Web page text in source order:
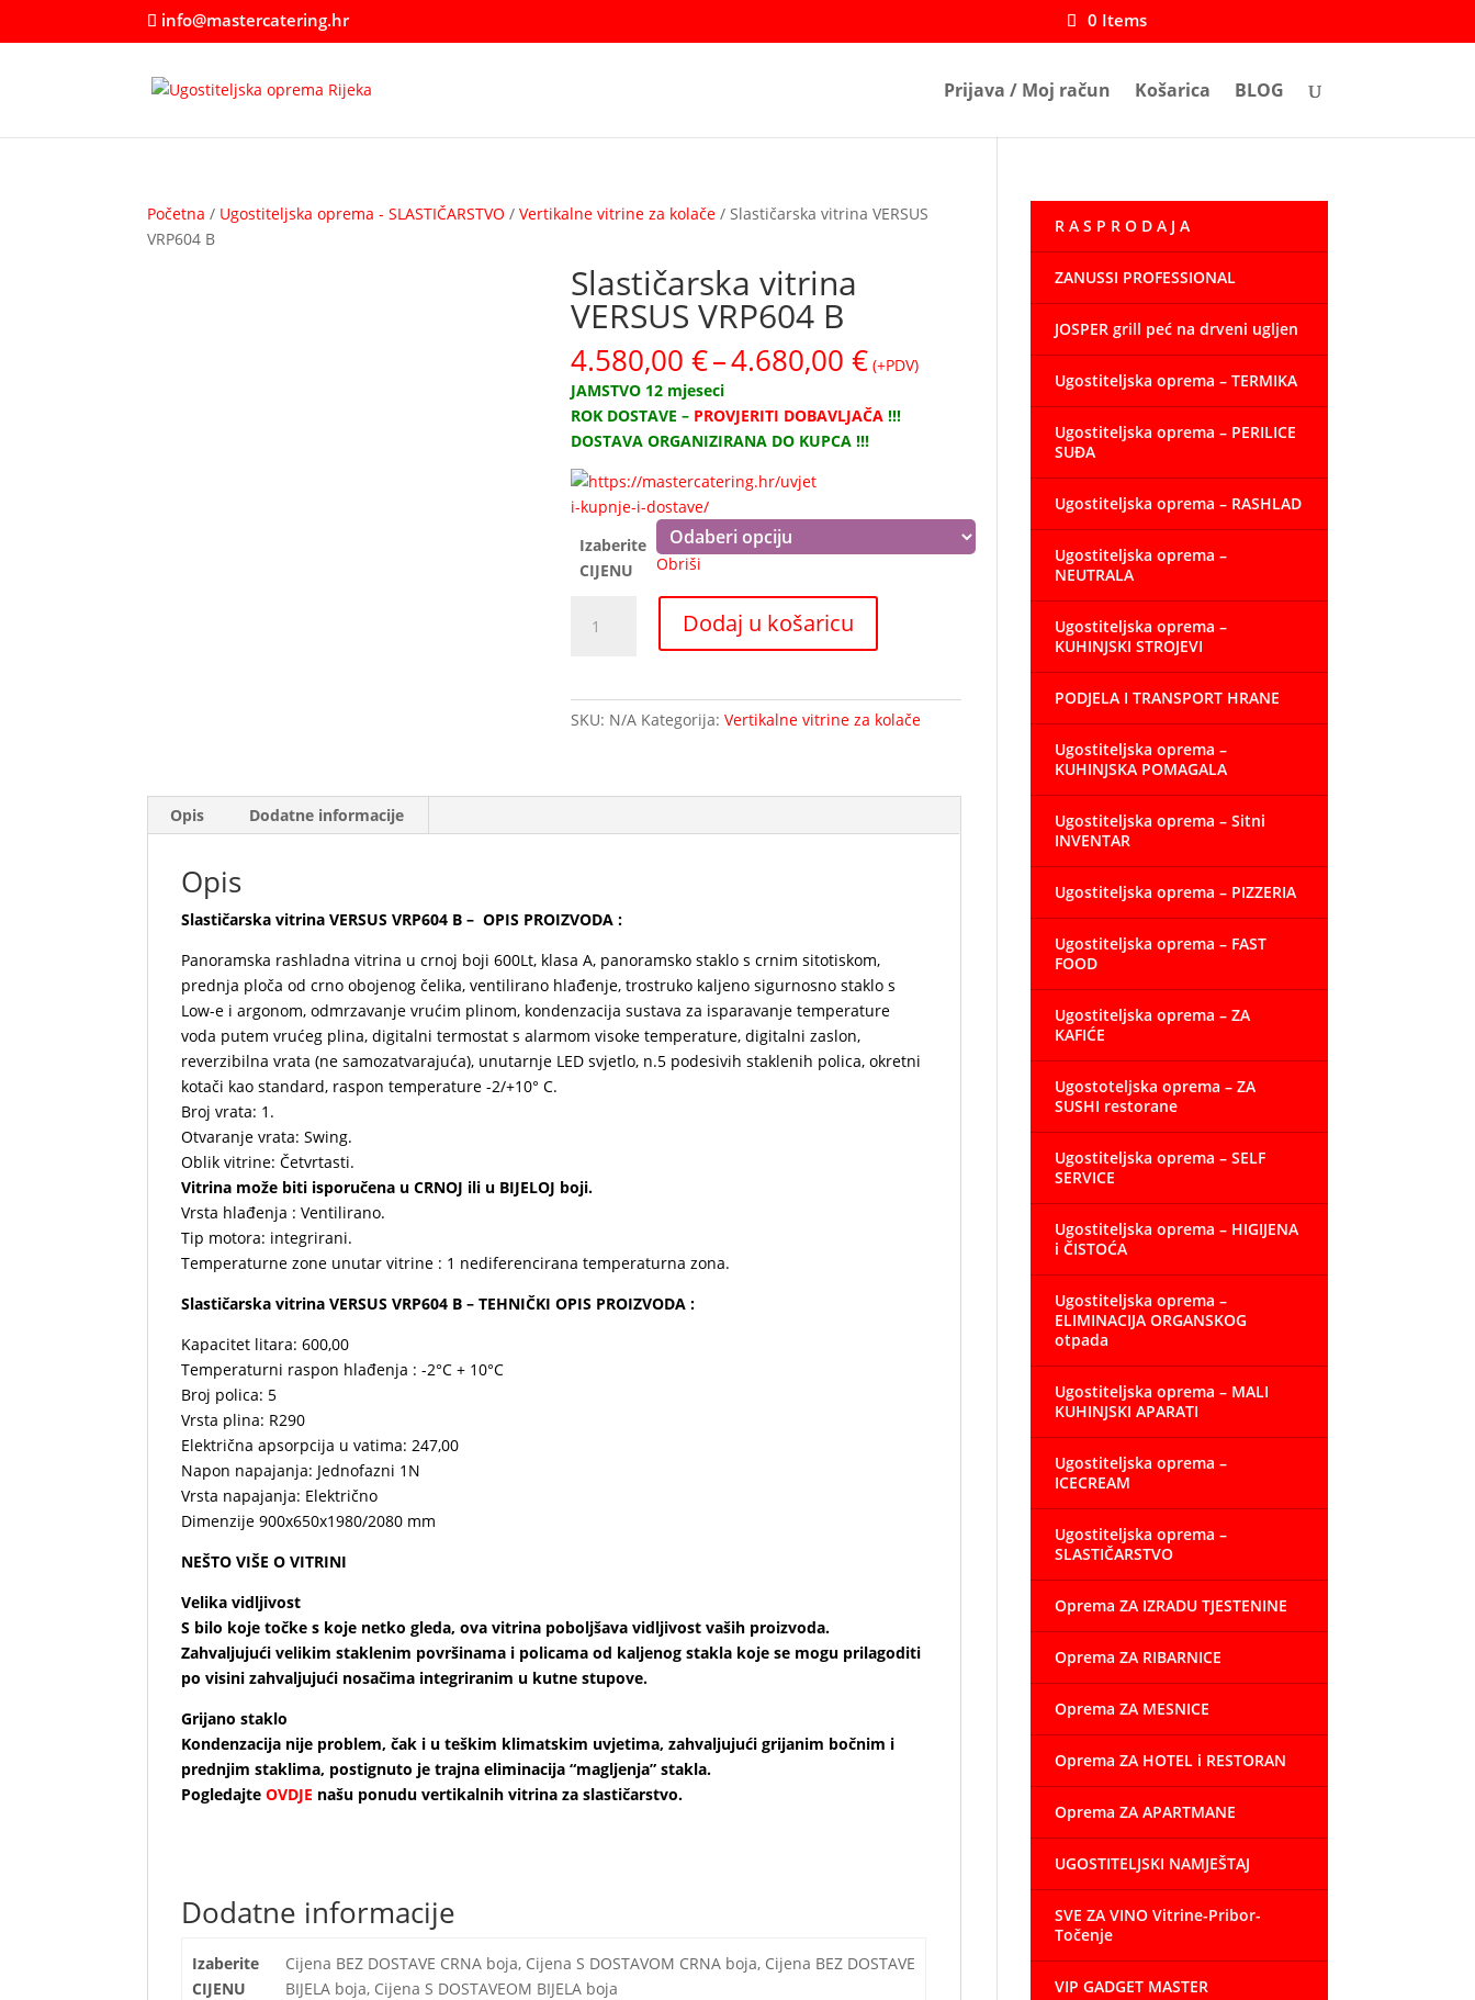
info@mastercatering.hr 0 Items
Prijava / Moj račun Košarica BLOG
Početna / Ugostiteljska oprema - SLASTIČARSTVO /Vertikalne vitrine za kolače / Slastičarska vitrina VERSUS
VRP604 B
Slastičarska vitrina
VERSUS VRP604 B
4.580,00€–4.680,00€Raspon
cijena:
od
4.580,00 €
do
(+PDV)
JAMSTVO 12 mjeseci
ROK DOSTAVE – PROVJERITI DOBAVLJAČA !!!
DOSTAVA ORGANIZIRANA DO KUPCA !!!
Izaberite
CIJENU
Obriši
vitrina
Dodaj u košaricu
SKU: N/A Kategorija:Vertikalne vitrine za kolače
Opis Dodatne informacije
Opis
Slastičarska vitrina VERSUS VRP604 B – OPIS PROIZVODA :
Panoramska rashladna vitrina u crnoj boji 600Lt, klasa A, panoramsko staklo s crnim sitotiskom,
prednja ploča od crno obojenog čelika, ventilirano hlađenje, trostruko kaljeno sigurnosno staklo s
Low-e i argonom, odmrzavanje vrućim plinom, kondenzacija sustava za isparavanje temperature
voda putem vrućeg plina, digitalni termostat s alarmom visoke temperature, digitalni zaslon,
reverzibilna vrata (ne samozatvarajuća), unutarnje LED svjetlo, n.5 podesivih staklenih polica, okretni
kotači kao standard, raspon temperature -2/+10° C.
Broj vrata: 1.
Otvaranje vrata: Swing.
Oblik vitrine: Četvrtasti.
Vitrina može biti isporučena u CRNOJ ili u BIJELOJ boji.
Vrsta hlađenja : Ventilirano.
Tip motora: integrirani.
Temperaturne zone unutar vitrine : 1 nediferencirana temperaturna zona.
Slastičarska vitrina VERSUS VRP604 B – TEHNIČKI OPIS PROIZVODA :
Kapacitet litara: 600,00
Temperaturni raspon hlađenja : -2°C + 10°C
Broj polica: 5
Vrsta plina: R290
Električna apsorpcija u vatima: 247,00
Napon napajanja: Jednofazni 1N
Vrsta napajanja: Električno
Dimenzije 900x650x1980/2080 mm
NEŠTO VIŠE O VITRINI
Velika vidljivost
S bilo koje točke s koje netko gleda, ova vitrina poboljšava vidljivost vaših proizvoda.
Zahvaljujući velikim staklenim površinama i policama od kaljenog stakla koje se mogu prilagoditi
po visini zahvaljujući nosačima integriranim u kutne stupove.
Grijano staklo
Kondenzacija nije problem, čak i u teškim klimatskim uvjetima, zahvaljujući grijanim bočnim i
prednjim staklima, postignuto je trajna eliminacija “magljenja” stakla.
Pogledajte OVDJE našu ponudu vertikalnih vitrina za slastičarstvo.
Dodatne informacije
Izaberite
CIJENU
Cijena BEZ DOSTAVE CRNA boja, Cijena S DOSTAVOM CRNA boja, Cijena BEZ DOSTAVE
BIJELA boja, Cijena S DOSTAVEOM BIJELA boja
R A S P R O D A J A
ZANUSSI PROFESSIONAL
JOSPER grill peć na drveni ugljen
Ugostiteljska oprema – TERMIKA
Ugostiteljska oprema – PERILICE
SUĐA
Ugostiteljska oprema – RASHLAD
Ugostiteljska oprema –
NEUTRALA
Ugostiteljska oprema –
KUHINJSKI STROJEVI
PODJELA I TRANSPORT HRANE
Ugostiteljska oprema –
KUHINJSKA POMAGALA
Ugostiteljska oprema – Sitni
INVENTAR
Ugostiteljska oprema – PIZZERIA
Ugostiteljska oprema – FAST
FOOD
Ugostiteljska oprema – ZA
KAFIĆE
Ugostoteljska oprema – ZA
SUSHI restorane
Ugostiteljska oprema – SELF
SERVICE
Ugostiteljska oprema – HIGIJENA
i ČISTOĆA
Ugostiteljska oprema –
ELIMINACIJA ORGANSKOG
otpada
Ugostiteljska oprema – MALI
KUHINJSKI APARATI
Ugostiteljska oprema –
ICECREAM
Ugostiteljska oprema –
SLASTIČARSTVO
Oprema ZA IZRADU TJESTENINE
Oprema ZA RIBARNICE
Oprema ZA MESNICE
Oprema ZA HOTEL i RESTORAN
Oprema ZA APARTMANE
UGOSTITELJSKI NAMJEŠTAJ
SVE ZA VINO Vitrine-Pribor-
Točenje
VIP GADGET MASTER